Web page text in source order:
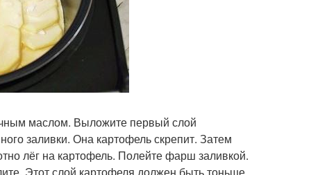
маслом. Выложите первый слой
заливки. Она картофель скрепит. Затем
лёг на картофель. Полейте фарш заливкой.